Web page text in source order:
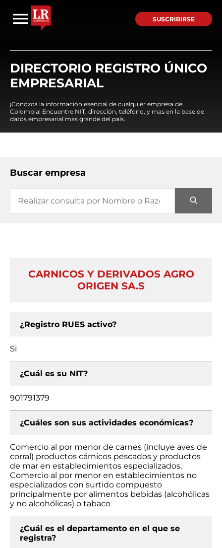
SUSCRIBIRSE
DIRECTORIO REGISTRO ÚNICO
EMPRESARIAL
¡Conozca la información esencial de cualquier empresa de
Colombia! Encuentre NIT, dirección, teléfono, y mas en la base de
datos empresarial mas grande del país.
Buscar empresa
CARNICOS Y DERIVADOS AGRO
ORIGEN SA.S
¿Registro RUES activo?
Si
¿Cuál es su NIT?
901791379
¿Cuáles son sus actividades económicas?
Comercio al por menor de carnes (incluye aves de
corral) productos cárnicos pescados y productos
de mar en establecimientos especializados,
Comercio al por menor en establecimientos no
especializados con surtido compuesto
principalmente por alimentos bebidas (alcohólicas
y no alcohólicas) o tabaco
¿Cuál es el departamento en el que se
registra?